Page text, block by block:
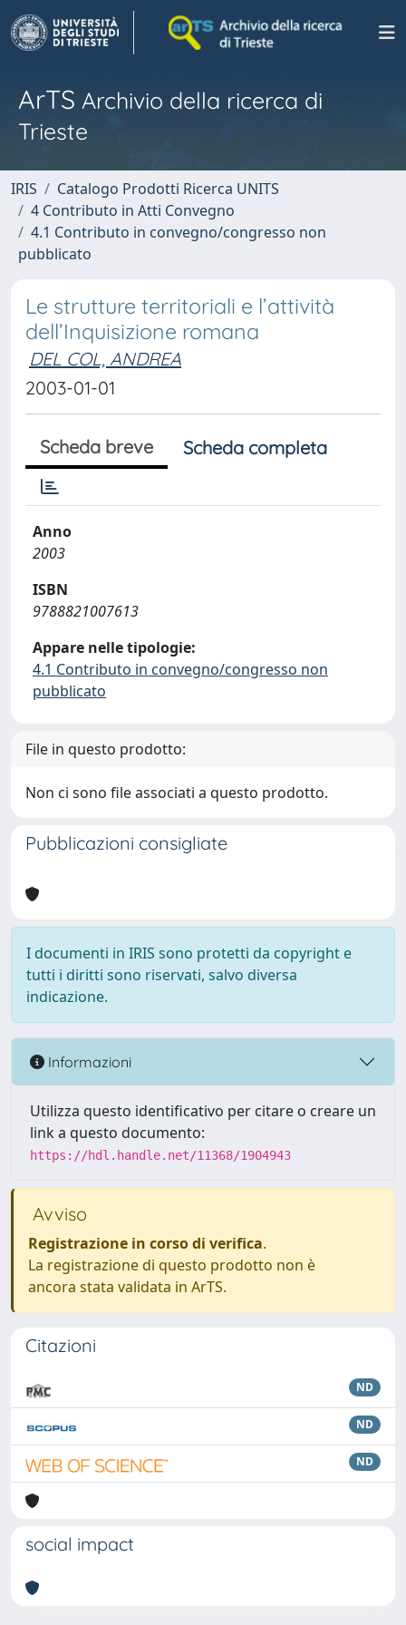
ArTS Archivio della ricerca di
Trieste
IRIS
Catalogo Prodotti Ricerca UNITS
4 Contributo in Atti Convegno
4.1 Contributo in convegno/congresso non
pubblicato
Le strutture territoriali e l’attività
dell’Inquisizione romana
DEL COL, ANDREA
2003-01-01
Scheda breve Scheda completa
Anno
2003
ISBN
9788821007613
Appare nelle tipologie:
4.1 Contributo in convegno/congresso non
pubblicato
File in questo prodotto:
Non ci sono file associati a questo prodotto.
Pubblicazioni consigliate
I documenti in IRIS sono protetti da copyright e
tutti i diritti sono riservati, salvo diversa
indicazione.
Informazioni
Utilizza questo identificativo per citare o creare un
link a questo documento:
https://hdl.handle.net/11368/1904943
Avviso
Registrazione in corso di verifica.
La registrazione di questo prodotto non è
ancora stata validata in ArTS.
Citazioni
ND
ND
ND
social impact